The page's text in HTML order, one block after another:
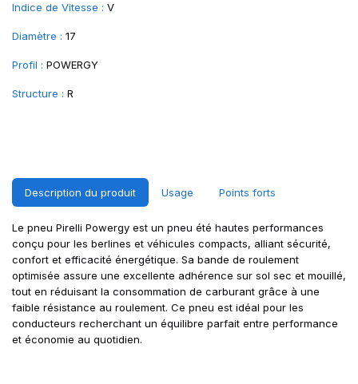
Indice de Vitesse : V
Diamètre : 17
Profil : POWERGY
Structure : R
Description du produit Usage Points forts
Le pneu Pirelli Powergy est un pneu été hautes performances
conçu pour les berlines et véhicules compacts, alliant sécurité,
confort et efficacité énergétique. Sa bande de roulement
optimisée assure une excellente adhérence sur sol sec et mouillé,
tout en réduisant la consommation de carburant grâce à une
faible résistance au roulement. Ce pneu est idéal pour les
conducteurs recherchant un équilibre parfait entre performance
et économie au quotidien.